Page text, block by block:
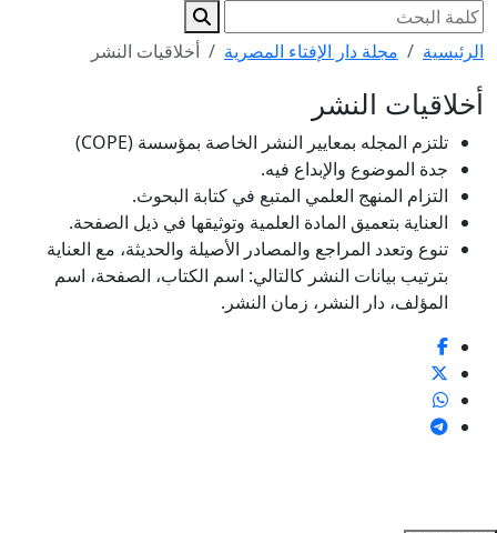
الرئيسية مجلة دار الإفتاء المصرية أخلاقيات النشر
أخلاقيات النشر
تلتزم المجله بمعايير النشر الخاصة بمؤسسة (COPE)
جدة الموضوع والإبداع فيه.
التزام المنهج العلمي المتبع في کتابة البحوث.
العناية بتعميق المادة العلمية وتوثيقها في ذيل الصفحة.
تنوع وتعدد المراجع والمصادر الأصيلة والحديثة، مع العناية
بترتيب بيانات النشر کالتالي: اسم الکتاب، الصفحة، اسم
المؤلف، دار النشر، زمان النشر.